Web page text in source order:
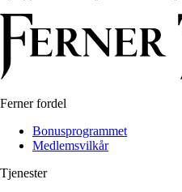
Ferner fordel
Bonusprogrammet
Medlemsvilkår
Tjenester